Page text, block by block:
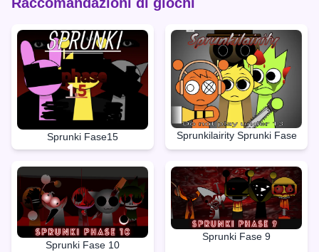
Sprunki Fase15 Sprunkilairity Sprunki Fase
Sprunki Fase 10
Sprunki Fase 9